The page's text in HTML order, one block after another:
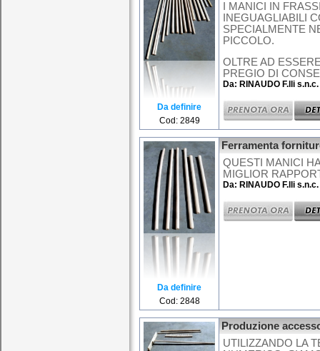
Da definire
Cod: 2849
I MANICI IN
INEGUAGLIABILI
SPECIALMENTE
PICCOLO.
OLTRE AD
PREGIO DI
Da: RINAUDO F.lli
Da definire
Cod: 2848
Ferramenta
QUESTI MANICI
MIGLIOR
Da: RINAUDO F.lli
Produzione
UTILIZZANDO LA